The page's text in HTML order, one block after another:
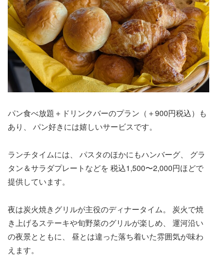
パン食べ放題＋ドリンクバーのプラン（＋900円税込）も
あり、 パン好きには嬉しいサービスです。
ランチタイムには、 パスタのほかにもハンバーグ、 グラ
タン＆サラダプレートなどを 税込1,500〜2,000円ほどで
提供しています。
夜は炭火焼きグリルが主役のディナータイム。 炭火で焼
き上げるステーキや旬野菜のグリルが楽しめ、 運河沿い
の夜景とともに、 昼とは違った落ち着いた雰囲気が味わ
えます。